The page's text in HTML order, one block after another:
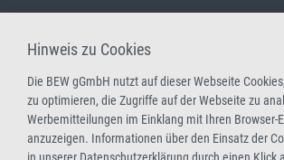
Hinweis zu Cookies
Die BEW gGmbH nutzt auf dieser Webseite
zu optimieren, die Zugriffe auf der Webseite zu
Werbemitteilungen im Einklang mit Ihren Browser-
anzuzeigen. Informationen über den Einsatz der